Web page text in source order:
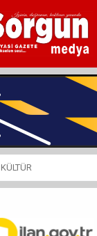
KÜLTÜR